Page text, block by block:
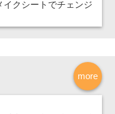
クシートでチェンジ
more